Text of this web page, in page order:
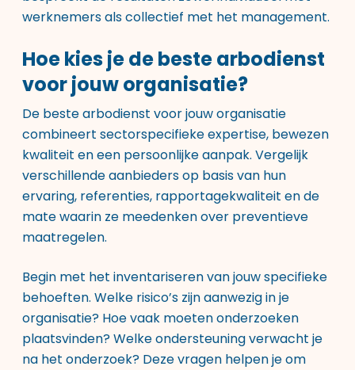
werknemers als collectief met het management.
Hoe kies je de beste arbodienst
voor jouw organisatie?
De beste arbodienst voor jouw organisatie
combineert sectorspecifieke expertise, bewezen
kwaliteit en een persoonlijke aanpak. Vergelijk
verschillende aanbieders op basis van hun
ervaring, referenties, rapportagekwaliteit en de
mate waarin ze meedenken over preventieve
maatregelen.
Begin met het inventariseren van jouw specifieke
behoeften. Welke risico’s zijn aanwezig in je
organisatie? Hoe vaak moeten onderzoeken
plaatsvinden? Welke ondersteuning verwacht je
na het onderzoek? Deze vragen helpen je om